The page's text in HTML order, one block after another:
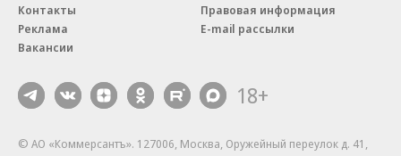
Контакты
Реклама
Вакансии
Правовая информация
E-mail рассылки
18+
© АО «Коммерсантъ». 127006, Москва, Оружейный переулок д. 41,